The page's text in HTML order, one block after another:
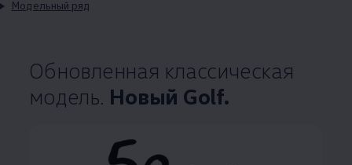
Модельный ряд
Обновленная классическая
модель. Новый Golf.